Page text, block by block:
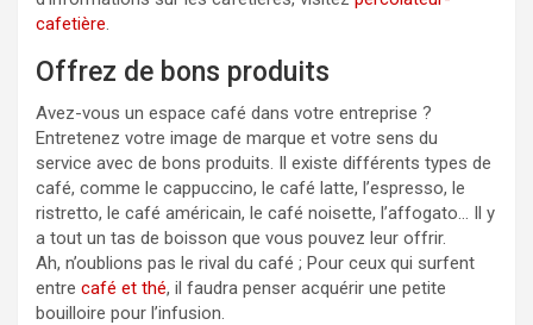
cafetière.
Offrez de bons produits
Avez-vous un espace café dans votre entreprise ?
Entretenez votre image de marque et votre sens du
service avec de bons produits. Il existe différents types de
café, comme le cappuccino, le café latte, l’espresso, le
ristretto, le café américain, le café noisette, l’affogato… Il y
a tout un tas de boisson que vous pouvez leur offrir.
Ah, n’oublions pas le rival du café ; Pour ceux qui surfent
entre café et thé, il faudra penser acquérir une petite
bouilloire pour l’infusion.